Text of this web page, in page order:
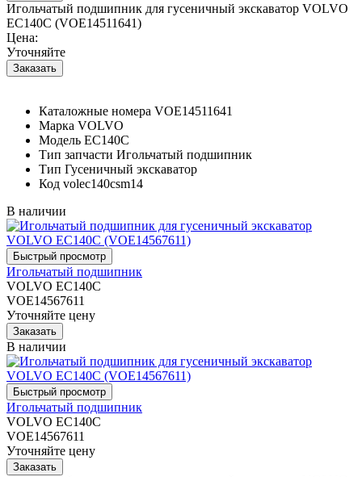
Игольчатый подшипник для гусеничный экскаватор VOLVO
EC140C (VOE14511641)
Цена:
Уточняйте
Каталожные номера VOE14511641
Марка VOLVO
Модель EC140C
Тип запчасти Игольчатый подшипник
Тип Гусеничный экскаватор
Код volec140csm14
В наличии
Игольчатый подшипник
VOLVO EC140C
VOE14567611
Уточняйте цену
В наличии
Игольчатый подшипник
VOLVO EC140C
VOE14567611
Уточняйте цену